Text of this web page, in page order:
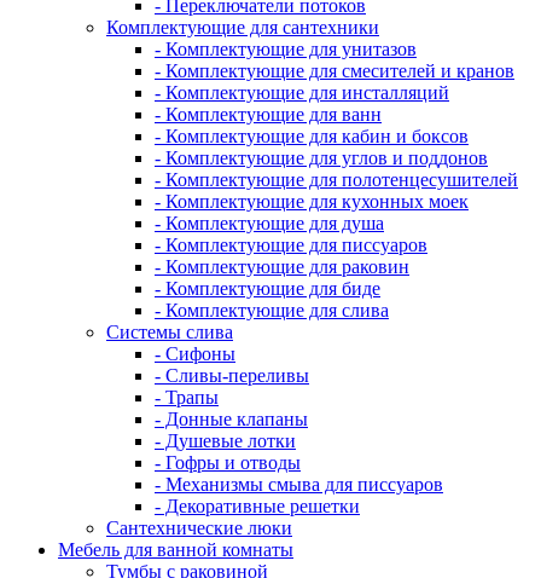
- Переключатели потоков
Комплектующие для сантехники
- Комплектующие для унитазов
- Комплектующие для смесителей и кранов
- Комплектующие для инсталляций
- Комплектующие для ванн
- Комплектующие для кабин и боксов
- Комплектующие для углов и поддонов
- Комплектующие для полотенцесушителей
- Комплектующие для кухонных моек
- Комплектующие для душа
- Комплектующие для писсуаров
- Комплектующие для раковин
- Комплектующие для биде
- Комплектующие для слива
Системы слива
- Сифоны
- Сливы-переливы
- Трапы
- Донные клапаны
- Душевые лотки
- Гофры и отводы
- Механизмы смыва для писсуаров
- Декоративные решетки
Сантехнические люки
Мебель для ванной комнаты
Тумбы с раковиной